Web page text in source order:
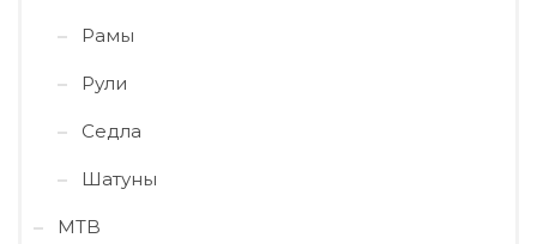
Рамы
Рули
Седла
Шатуны
MTB